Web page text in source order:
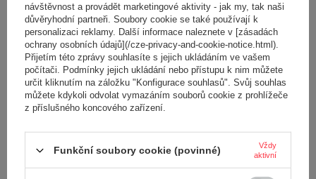
Přidejte vlastní obrázek produktu:
Vaše jméno
Váš e-mail
návštěvnost a provádět marketingové aktivity - jak my, tak naši
důvěryhodní partneři. Soubory cookie se také používají k
personalizaci reklamy. Další informace naleznete v [zásadách
ochrany osobních údajů](/cze-privacy-and-cookie-notice.html).
Přijetím této zprávy souhlasíte s jejich ukládáním ve vašem
počítači. Podmínky jejich ukládání nebo přístupu k nim můžete
určit kliknutím na záložku "Konfigurace souhlasů". Svůj souhlas
můžete kdykoli odvolat vymazáním souborů cookie z prohlížeče
z příslušného koncového zařízení.
Funkční soubory cookie (povinné)
Vždy
aktivní